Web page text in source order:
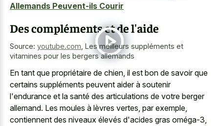
Allemands Peuvent-ils Courir
Des compléments et de l'aide
Source: youtube.com Les meilleurs suppléments et
vitamines pour les bergers allemands
En tant que propriétaire de chien, il est bon de savoir que
certains suppléments peuvent aider à soutenir
l'endurance et la santé des articulations de votre berger
allemand. Les moules à lèvres vertes, par exemple,
contiennent des niveaux élevés d'acides gras oméga-3,